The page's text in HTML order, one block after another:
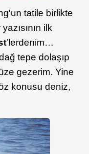
tatile birlikte
ilk
'lerdenim…
tepe dolaşıp
gezerim. Yine
konusu deniz,